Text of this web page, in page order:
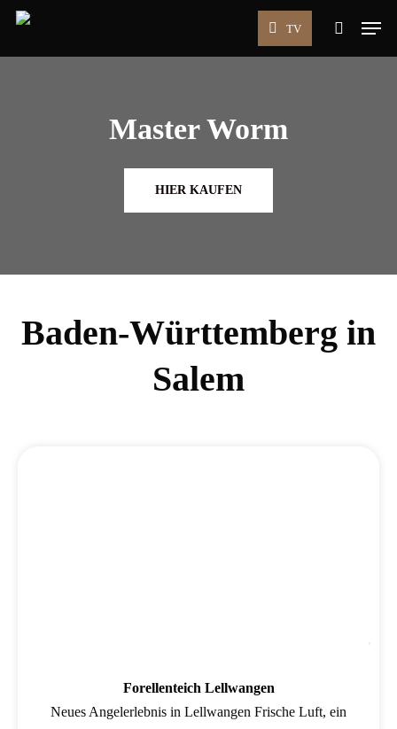
Skip
TV
search
Menu
Master Worm
HIER KAUFEN
Baden-Württemberg in
Salem
Forellenteich Lellwangen
Neues Angelerlebnis in Lellwangen Frische Luft, ein